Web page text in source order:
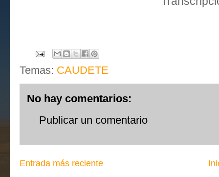
Temas: CAUDETE
No hay comentarios:
Publicar un comentario
Entrada más reciente